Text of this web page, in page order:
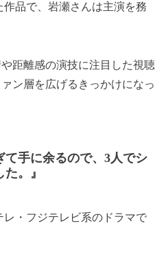
品で、岩瀬さんは主演を務
距離感の演技に注目した視聴
ン層を広げるきっかけになっ
て手に余るので、3人でシ
。』
・フジテレビ系のドラマで